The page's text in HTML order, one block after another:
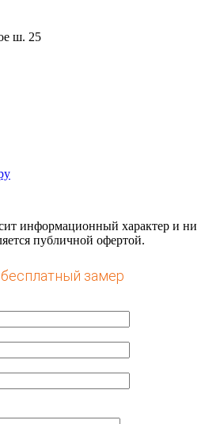
ш. 25
информационный характер и ни
публичной офертой.
замер